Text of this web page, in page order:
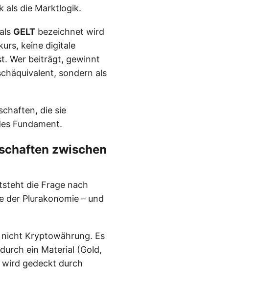
als die Marktlogik.
GELT bezeichnet wird
keine digitale
Wer beiträgt, gewinnt
sondern als
die sie
Fundament.
zwischen
die Frage nach
der Plurakonomie – und
Kryptowährung. Es
ein Material (Gold,
wird gedeckt durch